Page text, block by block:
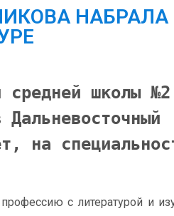
НАБРАЛА
средней школы №2
на
с литературой и